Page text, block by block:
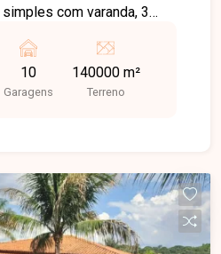
com varanda, 3
paraguaio, pastagens
mina.
10
Garagens
140000 m²
Terreno